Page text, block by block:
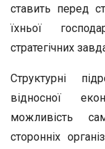
ставить перед
їхньої
стратегічних
Структурні
відносної
можливість
сторонніх